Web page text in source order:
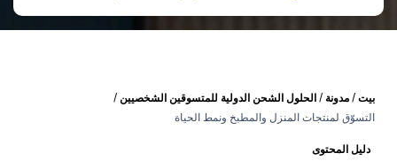
بيت / مدونة / الحلول الشحن الدولية للمتسوقين الشخصيين /
التسوّق لمنتجات المنزل والمطبخ ونمط الحياة
دليل المحتوى